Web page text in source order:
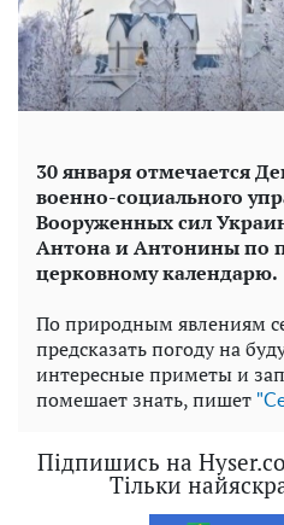
30 января отмечается
военно-социального
Вооруженных сил
Антона и Антонины по
церковному календарю.
По природным явлениям
предсказать погоду на
интересные приметы и
помешает знать, пишет
Підпишись на
Тільки